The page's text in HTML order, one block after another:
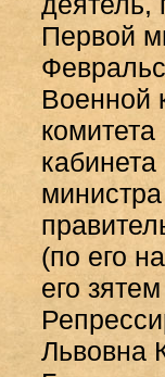
Первой
Военной
кабинета
(по его
его
Львовна